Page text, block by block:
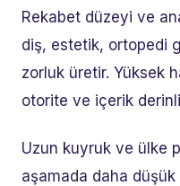
Rekabet düzeyi ve
diş, estetik, ortopedi
zorluk üretir. Yüksek
otorite ve içerik
Uzun kuyruk ve ülke
aşamada daha